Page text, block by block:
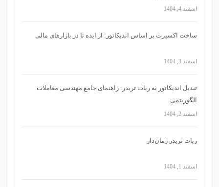
اسفند 4, 1404
ساخت اکسپرت بر اساس اندیکاتور: از ایده تا در بازارهای مالی
اسفند 3, 1404
تبدیل اندیکاتور به ربات تریدر: راهنمای جامع مهندسی معاملات
الگوریتمی
اسفند 2, 1404
ربات تریدر زمان‌دار
اسفند 1, 1404